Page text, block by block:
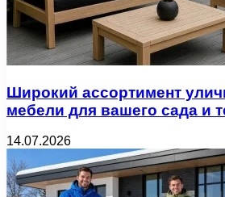
Широкий ассортимент
мебели для вашего сада и
14.07.2026